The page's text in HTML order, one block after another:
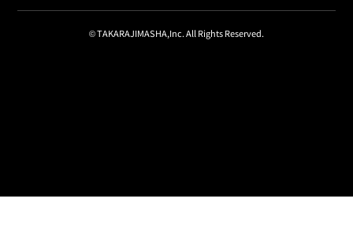
© TAKARAJIMASHA,Inc. All Rights Reserved.